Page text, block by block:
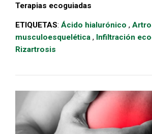
Terapias ecoguiadas
ETIQUETAS: Ácido hialurónico ,
musculoesquelética , Infiltración
Rizartrosis